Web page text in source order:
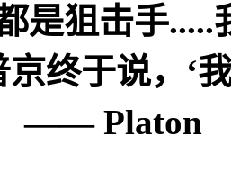
是狙击手.....
终于说，‘
—— Platon